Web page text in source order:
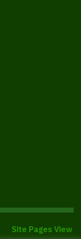
Site Pages View